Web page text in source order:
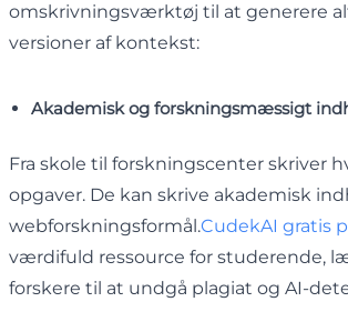
omskrivningsværktøj til at generere
versioner af kontekst:
Akademisk og forskningsmæssigt
Fra skole til forskningscenter skriver
opgaver. De kan skrive akademisk
webforskningsformål.CudekAI gratis
værdifuld ressource for studerende,
forskere til at undgå plagiat og AI-